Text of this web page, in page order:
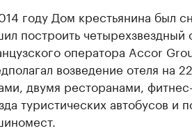
году Дом крестьянина был
построить
оператора Accor
возведение отеля на
двумя ресторанами,
туристических автобусов и